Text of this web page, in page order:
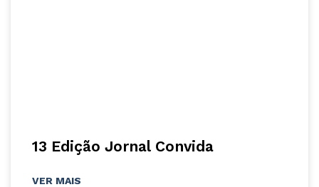
13 Edição Jornal Convida
VER MAIS